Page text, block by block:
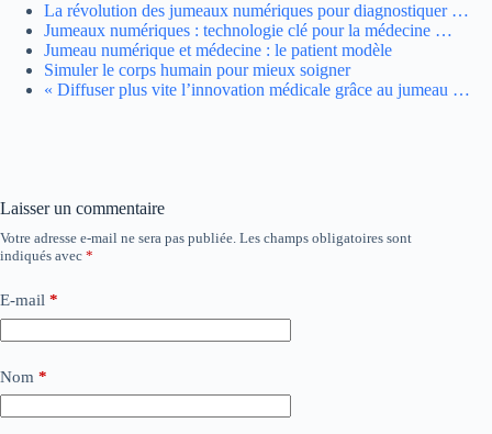
La révolution des jumeaux numériques pour diagnostiquer …
Jumeaux numériques : technologie clé pour la médecine …
Jumeau numérique et médecine : le patient modèle
Simuler le corps humain pour mieux soigner
« Diffuser plus vite l’innovation médicale grâce au jumeau …
Laisser un commentaire
Votre adresse e-mail ne sera pas publiée. Les champs obligatoires sont
indiqués avec *
E-mail *
Nom *